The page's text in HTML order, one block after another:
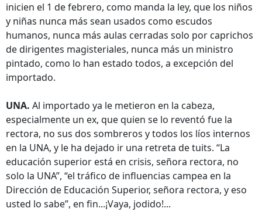
inicien el 1 de febrero, como manda la ley, que los niños
y niñas nunca más sean usados como escudos
humanos, nunca más aulas cerradas solo por caprichos
de dirigentes magisteriales, nunca más un ministro
pintado, como lo han estado todos, a excepción del
importado.
UNA. Al importado ya le metieron en la cabeza,
especialmente un ex, que quien se lo reventó fue la
rectora, no sus dos sombreros y todos los líos internos
en la UNA, y le ha dejado ir una retreta de tuits. “La
educación superior está en crisis, señora rectora, no
solo la UNA”, “el tráfico de influencias campea en la
Dirección de Educación Superior, señora rectora, y eso
usted lo sabe”, en fin...¡Vaya, jodido!...